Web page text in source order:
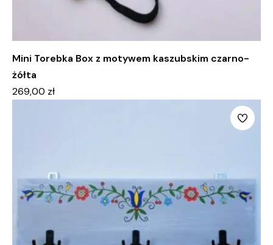
Mini Torebka Box z motywem kaszubskim czarno-
żółta
269,00 zł